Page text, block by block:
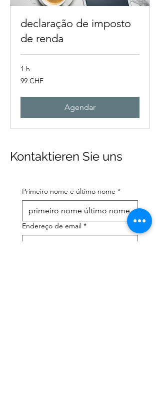
declaração de imposto
de renda
1 h
99
francos
99 CHF
Agendar
Kontaktieren Sie uns
Primeiro nome e último nome *
Endereço de email *